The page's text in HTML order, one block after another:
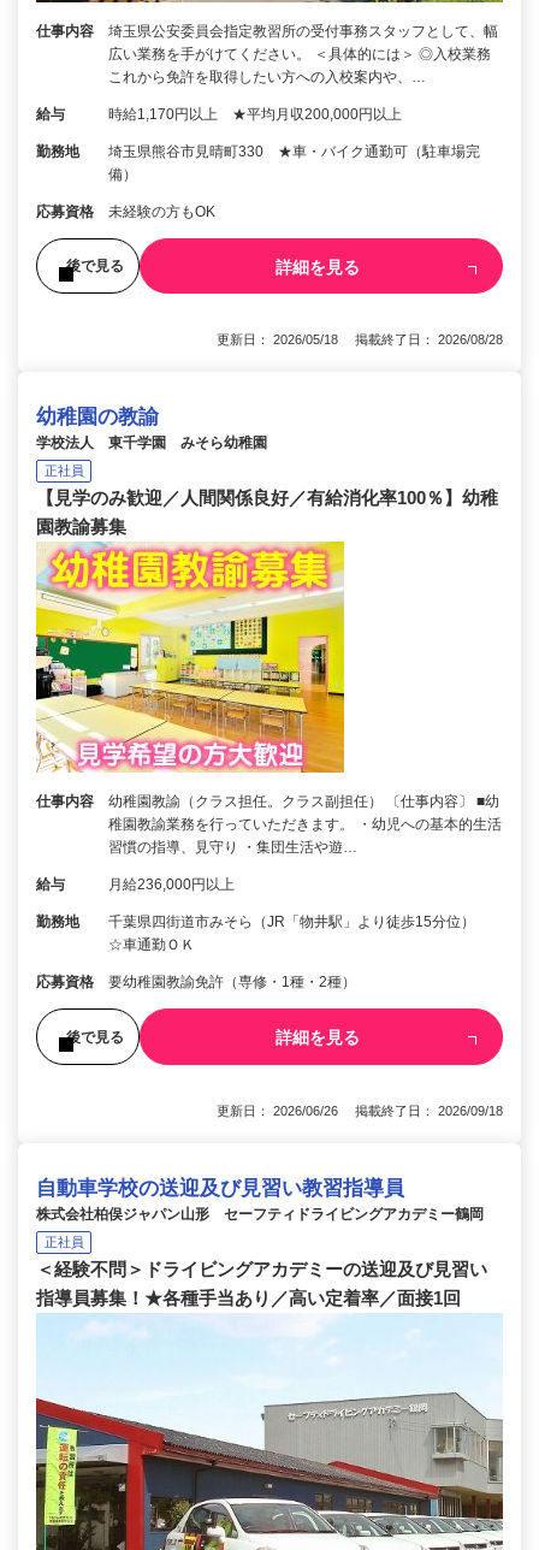
仕事内容
埼玉県公安委員会指定教習所の受付事務スタッフとして、幅
広い業務を手がけてください。 ＜具体的には＞ ◎入校業務
これから免許を取得したい方への入校案内や、…
給与 時給1,170円以上 ★平均月収200,000円以上
勤務地
埼玉県熊谷市見晴町330 ★車・バイク通勤可（駐車場完
備）
応募資格 未経験の方もOK
後で見る 詳細を見る
更新日： 2026/05/18 掲載終了日： 2026/08/28
幼稚園の教諭
学校法人 東千学園 みそら幼稚園
正社員
【見学のみ歓迎／人間関係良好／有給消化率100％】幼稚
園教諭募集
仕事内容
幼稚園教諭（クラス担任。クラス副担任） 〔仕事内容〕 ■幼
稚園教諭業務を行っていただきます。 ・幼児への基本的生活
習慣の指導、見守り ・集団生活や遊…
給与 月給236,000円以上
勤務地
千葉県四街道市みそら（JR「物井駅」より徒歩15分位）
☆車通勤ＯＫ
応募資格 要幼稚園教諭免許（専修・1種・2種）
後で見る 詳細を見る
更新日： 2026/06/26 掲載終了日： 2026/09/18
自動車学校の送迎及び見習い教習指導員
株式会社柏俣ジャパン山形 セーフティドライビングアカデミー鶴岡
正社員
＜経験不問＞ドライビングアカデミーの送迎及び見習い
指導員募集！★各種手当あり／高い定着率／面接1回